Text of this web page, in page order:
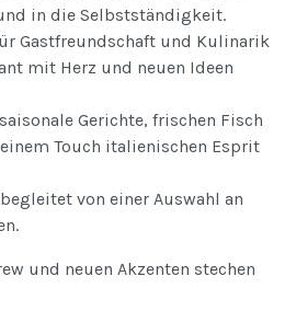
in die Selbstständigkeit.
Gastfreundschaft und Kulinarik
mit Herz und neuen Ideen
Gerichte, frischen Fisch
Touch italienischen Esprit
von einer Auswahl an
und neuen Akzenten stechen